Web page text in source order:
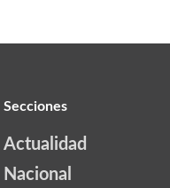
Secciones
Actualidad
Nacional